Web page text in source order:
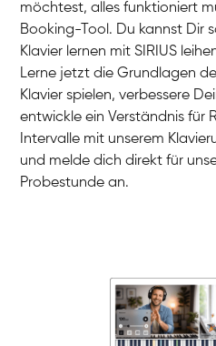
Charlotte
Klavier / Piano / Flügel
Klavier / Piano / Flügel
möchtest, alles funktioniert
Booking-Tool. Du kannst Dir
Klavier lernen mit SIRIUS
Lerne jetzt die Grundlagen
Klavier spielen, verbessere
entwickle ein Verständnis für
Intervalle mit unserem
und melde dich direkt für
Probestunde an.